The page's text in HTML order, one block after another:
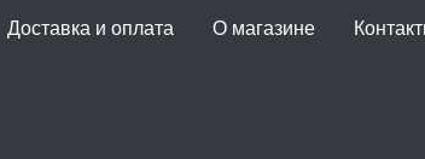
Доставка и оплата О магазине